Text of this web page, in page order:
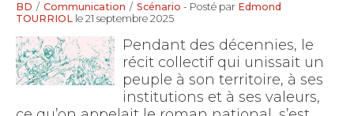
BD / Communication / Scénario - Posté par Edmond
TOURRIOL le 21 septembre 2025
Pendant des décennies, le
récit collectif qui unissait un
peuple à son territoire, à ses
institutions et à ses valeurs,